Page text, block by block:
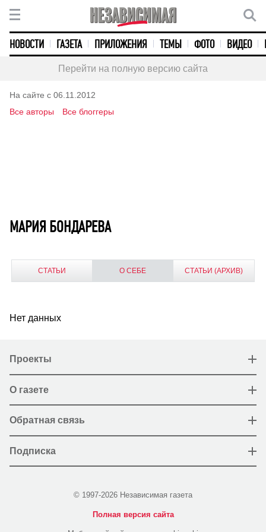
НОВОСТИ ГАЗЕТА ПРИЛОЖЕНИЯ ТЕМЫ ФОТО ВИДЕО
Перейти на полную версию сайта
На сайте с 06.11.2012
Все авторы
Все блоггеры
МАРИЯ БОНДАРЕВА
СТАТЬИ О СЕБЕ СТАТЬИ (АРХИВ)
Нет данных
Проекты
О газете
Обратная связь
Подписка
© 1997-2026 Независимая газета
Полная версия сайта